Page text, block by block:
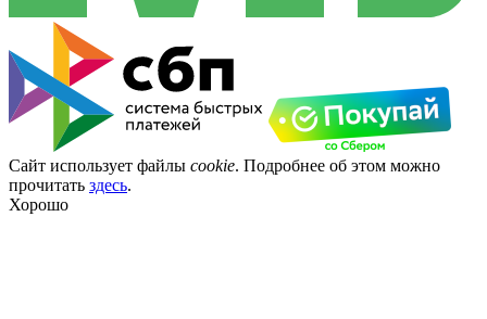
Сайт использует файлы cookie. Подробнее об этом можно
прочитать здесь.
Хорошо